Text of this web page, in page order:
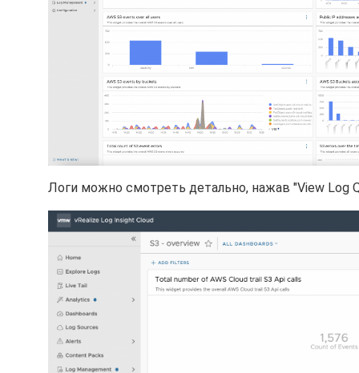
Логи можно смотреть детально, нажав "View Log